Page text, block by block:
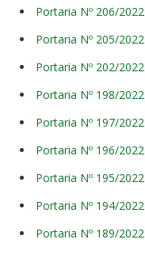
Portaria Nº 206/2022
Portaria Nº 205/2022
Portaria Nº 202/2022
Portaria Nº 198/2022
Portaria Nº 197/2022
Portaria Nº 196/2022
Portaria Nº 195/2022
Portaria Nº 194/2022
Portaria Nº 189/2022